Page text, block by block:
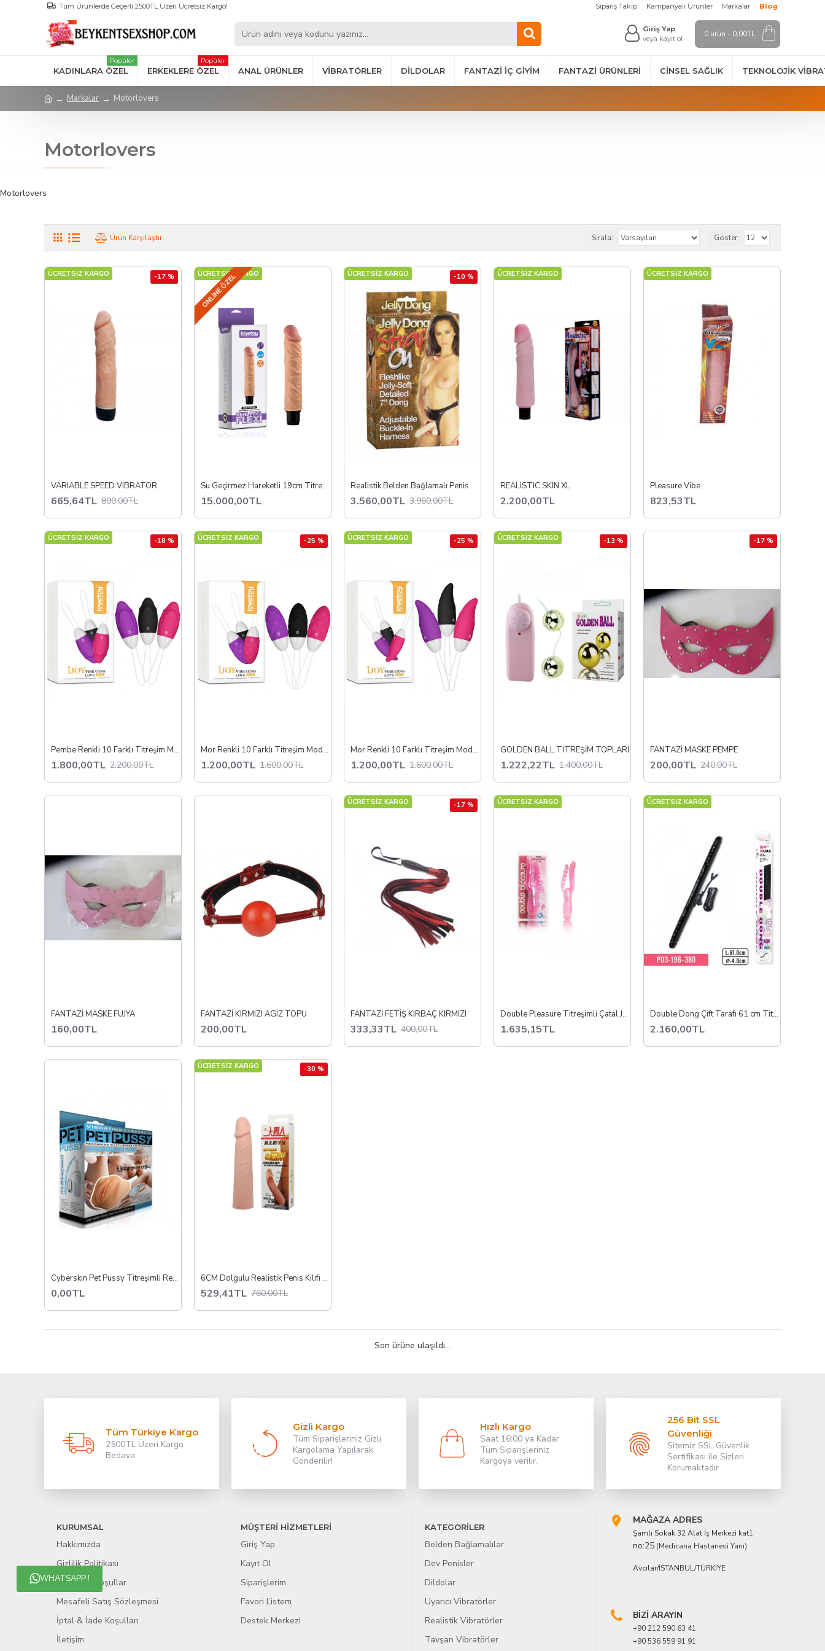
Tüm Ürünlerde Geçerli 2500TL Üzeri Ücretsiz Kargo! Sipariş Takip Kampanyalı Ürünler Markalar Blog
Giriş Yap
veya kayıt ol
0 ürün - 0,00TL
KADINLARA ÖZEL
Popüler
ERKEKLERE ÖZEL
Popüler
ANAL ÜRÜNLER VIBRATÖRLER DILDOLAR FANTAZI İÇ GIYIM FANTAZI ÜRÜNLERI CINSEL SAĞLIK TEKNOLOJIK
Markalar Motorlovers
Motorlovers
Motorlovers
Ürün Karşılaştır Sırala: Göster:
ÜCRETSİZ KARGO -17 %
VARIABLE SPEED VIBRATOR
665,64TL 800,00TL
ÜCRETSİZ KARGO
ONLINE ÖZEL
Su Geçirmez Hareketli 19cm Titreşimli Penis Ön Sevişmeler için ideal
15.000,00TL
ÜCRETSİZ KARGO -10 %
Realistik Belden Bağlamalı Penis
3.560,00TL 3.960,00TL
ÜCRETSİZ KARGO
REALISTIC SKIN XL
2.200,00TL
ÜCRETSİZ KARGO
Pleasure Vibe
823,53TL
ÜCRETSİZ KARGO -18 %
Pembe Renkli 10 Farklı Titreşim Modlu IJOY Love Egg Masaj ve Orgazm Topu
1.800,00TL 2.200,00TL
ÜCRETSİZ KARGO -25 %
Mor Renkli 10 Farklı Titreşim Modlu IJOY Love Egg Masaj ve Orgazm Topu
1.200,00TL 1.600,00TL
ÜCRETSİZ KARGO -25 %
Mor Renkli 10 Farklı Titreşim Modlu IJOY Love Egg Masaj ve Orgazm Topu
1.200,00TL 1.600,00TL
ÜCRETSİZ KARGO -13 %
GOLDEN BALL TİTREŞİM TOPLARI
1.222,22TL 1.400,00TL
-17 %
FANTAZİ MASKE PEMPE
200,00TL 240,00TL
FANTAZİ MASKE FUJYA
160,00TL
FANTAZİ KIRMIZI AGIZ TOPU
200,00TL
ÜCRETSİZ KARGO -17 %
FANTAZİ FETİŞ KIRBAÇ KIRMIZI
333,33TL 400,00TL
ÜCRETSİZ KARGO
Double Pleasure Titreşimli Çatal Jel Vibratör
1.635,15TL
ÜCRETSİZ KARGO
Double Dong Çift Tarafı 61 cm Titreşimli Penis
2.160,00TL
Cyberskin Pet Pussy Titreşimli Realistik Vajina
0,00TL
ÜCRETSİZ KARGO -30 %
6CM Dolgulu Realistik Penis Kılıfı Uzatmalı Prezervatif
529,41TL 760,00TL
Son ürüne ulaşıldı...
WHATSAPP !
Tüm Türkiye Kargo
2500TL Üzeri Kargo
Bedava
Gizli Kargo
Tüm Siparişleriniz Gizli
Kargolama Yapılarak
Gönderilir!
Hızlı Kargo
Saat 16:00 ya Kadar
Tüm Siparişleriniz
Kargoya verilir.
256 Bit SSL
Güvenliği
Sitemiz SSL Güvenlik
Sertifikası ile Sizleri
Korumaktadır
KURUMSAL
Hakkımızda
Gizlilik Politikası
Şartlar & Koşullar
Mesafeli Satış Sözleşmesi
İptal & İade Koşulları
İletişim
MÜŞTERİ HİZMETLERİ
Giriş Yap
Kayıt Ol
Siparişlerim
Favori Listem
Destek Merkezi
KATEGORİLER
Belden Bağlamalılar
Dev Penisler
Dildolar
Uyarıcı Vibratörler
Realistik Vibratörler
Tavşan Vibratörler
MAĞAZA ADRES
Şamlı Sokak 32 Alat İş Merkezi kat1
no:25 (Medicana Hastanesi Yanı)
Avcılar/İSTANBUL/TÜRKİYE
BİZİ ARAYIN
+90 212 590 63 41
+90 536 559 91 91